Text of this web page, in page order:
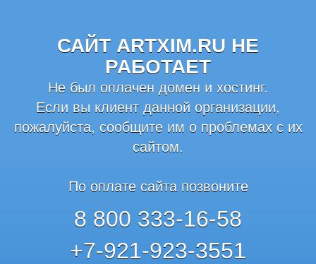
САЙТ ARTXIM.RU НЕ
РАБОТАЕТ
Не был оплачен домен и хостинг.
Если вы клиент данной организации,
пожалуйста, сообщите им о проблемах с их
сайтом.
По оплате сайта позвоните
8 800 333-16-58
+7-921-923-3551